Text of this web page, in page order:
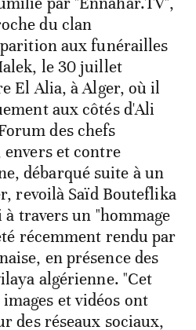
du clan
aux funérailles
le 30 juillet
El Alia, à Alger, où il
aux côtés d'Ali
des chefs
envers et contre
débarqué suite à un
revoilà Saïd Bouteflika
travers un "hommage
récemment rendu par
en présence des
algérienne. "Cet
et vidéos ont
des réseaux sociaux,